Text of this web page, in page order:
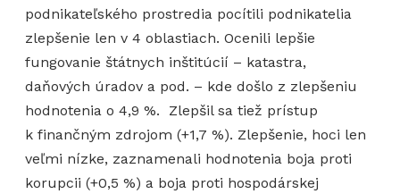
podnikateľského prostredia pocítili podnikatelia
zlepšenie len v 4 oblastiach. Ocenili lepšie
fungovanie štátnych inštitúcií – katastra,
daňových úradov a pod. – kde došlo z zlepšeniu
hodnotenia o 4,9 %. Zlepšil sa tiež prístup
k finančným zdrojom (+1,7 %). Zlepšenie, hoci len
veľmi nízke, zaznamenali hodnotenia boja proti
korupcii (+0,5 %) a boja proti hospodárskej